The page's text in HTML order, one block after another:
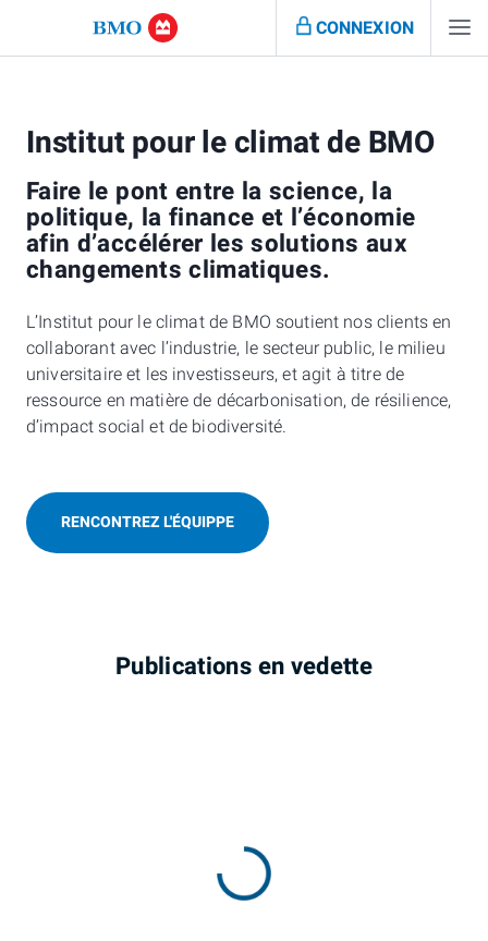
CONNEXION
Institut pour le climat de BMO
Faire le pont entre la science, la
politique, la finance et l’économie
afin d’accélérer les solutions aux
changements climatiques.
L’Institut pour le climat de BMO soutient nos clients en
collaborant avec l’industrie, le secteur public, le milieu
universitaire et les investisseurs, et agit à titre de
ressource en matière de décarbonisation, de résilience,
d’impact social et de biodiversité.
RENCONTREZ L'ÉQUIPPE
Publications en vedette